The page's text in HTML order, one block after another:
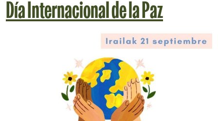
Día Internacional de la Paz